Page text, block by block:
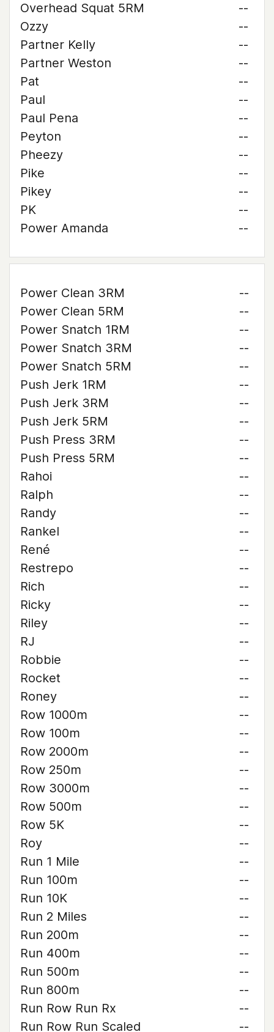
Overhead Squat 5RM
--
Ozzy
--
Partner Kelly
--
Partner Weston
--
Pat
--
Paul
--
Paul Pena
--
Peyton
--
Pheezy
--
Pike
--
Pikey
--
PK
--
Power Amanda
--
Power Clean 3RM
--
Power Clean 5RM
--
Power Snatch 1RM
--
Power Snatch 3RM
--
Power Snatch 5RM
--
Push Jerk 1RM
--
Push Jerk 3RM
--
Push Jerk 5RM
--
Push Press 3RM
--
Push Press 5RM
--
Rahoi
--
Ralph
--
Randy
--
Rankel
--
René
--
Restrepo
--
Rich
--
Ricky
--
Riley
--
RJ
--
Robbie
--
Rocket
--
Roney
--
Row 1000m
--
Row 100m
--
Row 2000m
--
Row 250m
--
Row 3000m
--
Row 500m
--
Row 5K
--
Roy
--
Run 1 Mile
--
Run 100m
--
Run 10K
--
Run 2 Miles
--
Run 200m
--
Run 400m
--
Run 500m
--
Run 800m
--
Run Row Run Rx
--
Run Row Run Scaled
--